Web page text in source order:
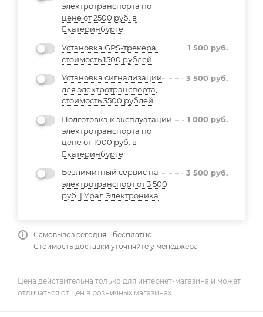
электротранспорта по
цене от 2500 руб. в
Екатеринбурге
Установка GPS-трекера,
стоимость 1500 рублей
1 500 руб.
Установка сигнализации
для электротранспорта,
стоимость 3500 рублей
3 500 руб.
Подготовка к эксплуатации
электротранспорта по
цене от 1000 руб. в
Екатеринбурге
1 000 руб.
Безлимитный сервис на
электротранспорт от 3 500
руб. | Урал Электроника
3 500 руб.
Самовывоз сегодня - бесплатно
Стоимость доставки уточняйте у менеджера
Цена действительна только для интернет-магазина и может
отличаться от цен в розничных магазинах